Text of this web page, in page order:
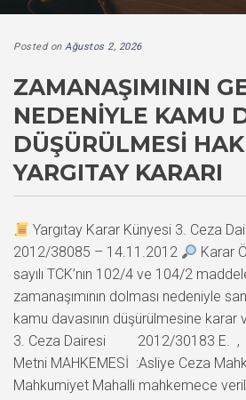
Posted on Ağustos 2, 2026
ZAMANAŞIMININ
NEDENIYLE KAMU
DÜŞÜRÜLMESI
YARGITAY KARARI
Yargıtay Karar Künyesi 3. Ceza
2012/38085 – 14.11.2012
Karar
sayılı TCK’nın 102/4 ve 104/2
zamanaşımının dolması nedeniyle
kamu davasının düşürülmesine
3. Ceza Dairesi 2012/30183 E. ,
Metni MAHKEMESİ :Asliye Ceza
Mahkumiyet Mahalli mahkemece